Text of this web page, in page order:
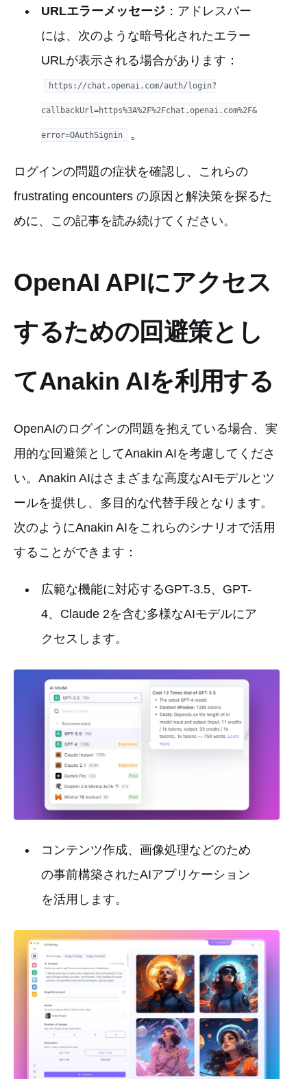
URLエラーメッセージ：アドレスバー
には、次のような暗号化されたエラー
URLが表示される場合があります：
https://chat.openai.com/auth/login?
callbackUrl=https%3A%2F%2Fchat.openai.com%2F&
error=OAuthSignin 。
ログインの問題の症状を確認し、これらの
frustrating encounters の原因と解決策を探るた
めに、この記事を読み続けてください。
OpenAI APIにアクセス
するための回避策とし
てAnakin AIを利用する
OpenAIのログインの問題を抱えている場合、実
用的な回避策としてAnakin AIを考慮してくださ
い。Anakin AIはさまざまな高度なAIモデルとツ
ールを提供し、多目的な代替手段となります。
次のようにAnakin AIをこれらのシナリオで活用
することができます：
広範な機能に対応するGPT-3.5、GPT-
4、Claude 2を含む多様なAIモデルにア
クセスします。
コンテンツ作成、画像処理などのため
の事前構築されたAIアプリケーション
を活用します。